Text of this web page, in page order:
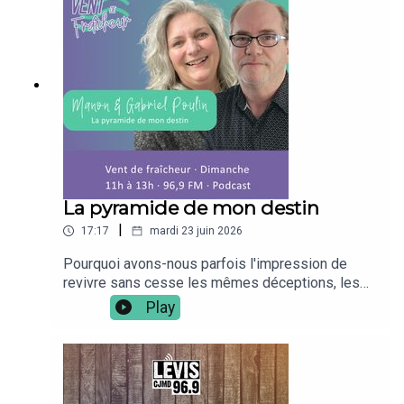
mapoufacehttps://www.facebook.com/ventdefrai
cheur969
La pyramide de mon destin
17:17 | mardi 23 juin 2026
Pourquoi avons-nous parfois l'impression de
revivre sans cesse les mêmes déceptions, les
mêmes conflits ou les mêmes blocages
(financiers, relations,...) ? Dans cet extrait radio
captivant, l'animatrice Manon Poulin s'entretient
avec Gabriel Poulin, auteur du livre Réalité ou
Illusion et père d'une impressionnante famille de
dix enfants, ainsi qu'avec le scientifique Mickaël
Play